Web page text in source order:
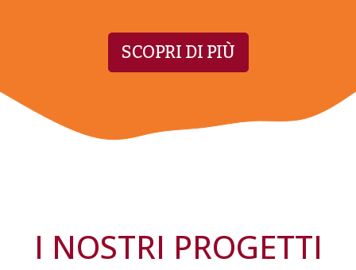
SCOPRI DI PIÙ
I NOSTRI PROGETTI